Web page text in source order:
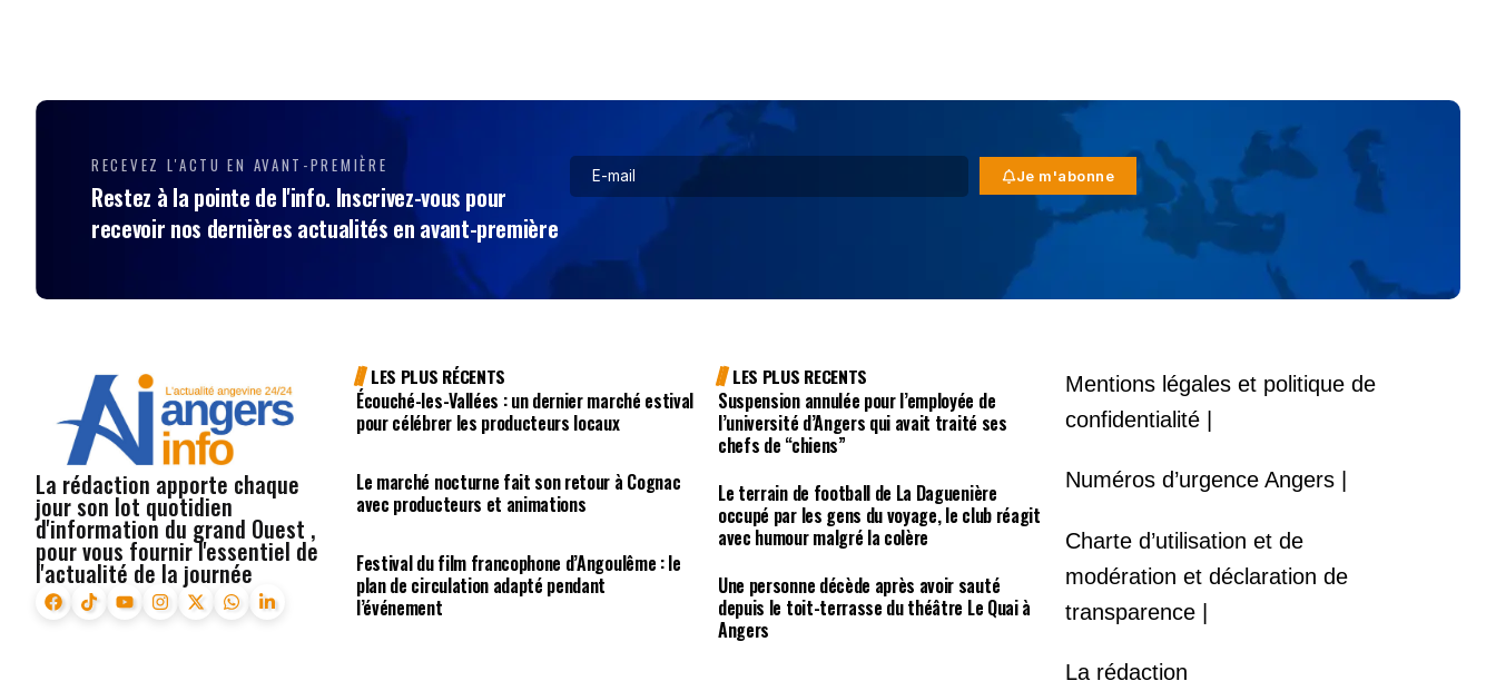
RECEVEZ L'ACTU EN AVANT-PREMIÈRE
Restez à la pointe de l'info. Inscrivez-vous pour
recevoir nos dernières actualités en avant-première
Je m'abonne
La rédaction apporte chaque
jour son lot quotidien
d'information du grand Ouest ,
pour vous fournir l'essentiel de
l'actualité de la journée
LES PLUS RÉCENTS
Écouché-les-Vallées : un dernier marché estival
pour célébrer les producteurs locaux
Le marché nocturne fait son retour à Cognac
avec producteurs et animations
Festival du film francophone d’Angoulême : le
plan de circulation adapté pendant
l’événement
LES PLUS RECENTS
Suspension annulée pour l’employée de
l’université d’Angers qui avait traité ses
chefs de “chiens”
Le terrain de football de La Daguenière
occupé par les gens du voyage, le club réagit
avec humour malgré la colère
Une personne décède après avoir sauté
depuis le toit-terrasse du théâtre Le Quai à
Angers
Mentions légales et politique de
confidentialité |
Numéros d’urgence Angers |
Charte d’utilisation et de
modération et déclaration de
transparence |
La rédaction